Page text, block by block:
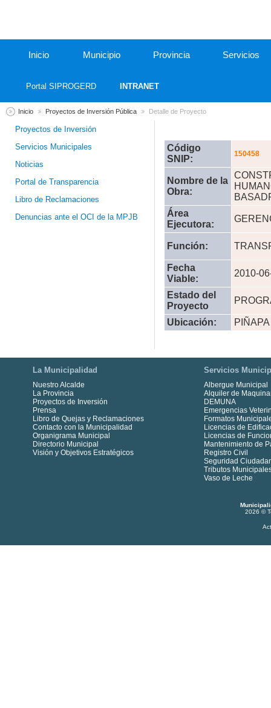
Inicio Municipio Provincia Servicios
Portal SIPROGERD INTRANET
Inicio Proyectos de Inversión Pública Detalle de Proyecto
Proyectos de Inversión
Servicios Municipales
Noticias
Portal de Transparencia
Libro de Reclamaciones
Denuncias ante el OCI de la MPJB
Código
SNIP:
150458
Nombre de la
Obra:
Área
Ejecutora:
Función:
Fecha
Viable:
2010-
Estado del
Proyecto
Ubicación: PIÑAPA
La Municipalidad
Nuestro Alcalde
La Provincia
Proyectos de Inversión
Prensa
Libro de Quejas y Reclamaciones
Contacto con la Municipalidad
Organigrama Municipal
Directorio Municipal
Visión y Objetivos Estratégicos
Servicios
Albergue Municipal
Alquiler de
DEMUNA
Emergencias
Formatos
Licencias de
Licencias de
Mantenimiento de
Registro Civil
Seguridad
Tributos
Vaso de Leche
2026 ©